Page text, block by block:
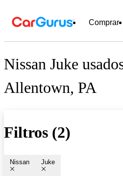
Comprar
Nissan Juke
Allentown, PA
Filtros (2)
Nissan Juke